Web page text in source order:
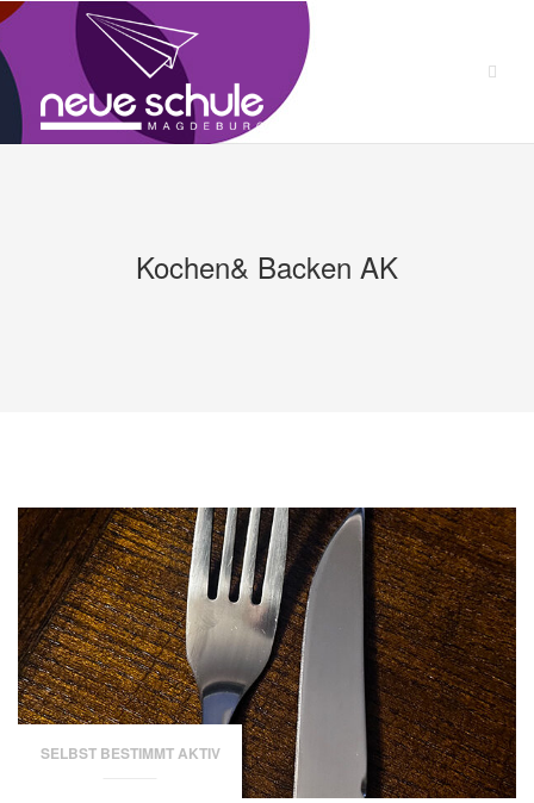
Zum
springen
Kochen& Backen AK
SELBST BESTIMMT AKTIV